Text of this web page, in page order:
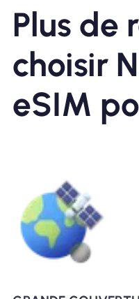
Plus de
choisir
eSIM